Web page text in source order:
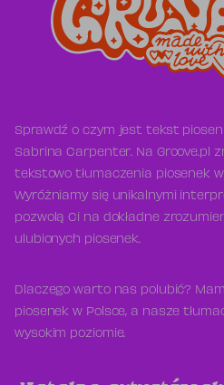
Sprawdź o czym jest tekst
Sabrina Carpenter. Na Groove.pl
tekstowo tłumaczenia piosenek
Wyróżniamy się unikalnymi
pozwolą Ci na dokładne
ulubionych piosenek.
Dlaczego warto nas polubić?
piosenek w Polsce, a nasze
wysokim poziomie.